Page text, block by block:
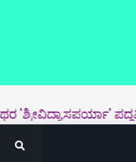
ಪದ್ಧತಿಯ